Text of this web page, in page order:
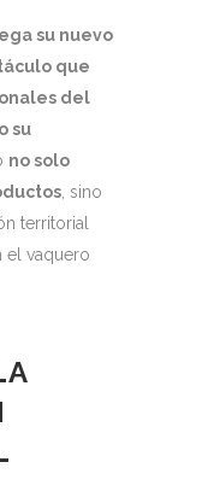
su nuevo
que
del
su
no solo
, sino
territorial
el vaquero